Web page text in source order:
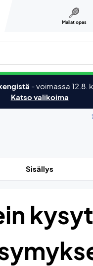
Mailat opas
merkkejä jne.
-voimassa 12.8.
Katso valikoima
Sisällys